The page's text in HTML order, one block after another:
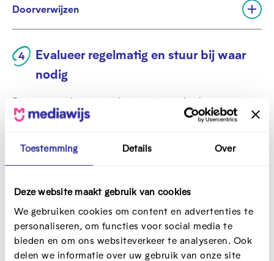
Toestemming Details Over
Deze website maakt gebruik van cookies
We gebruiken cookies om content en advertenties te
personaliseren, om functies voor social media te
bieden en om ons websiteverkeer te analyseren. Ook
delen we informatie over uw gebruik van onze site
w
v
o
w
e
Doorverwijzen
U
i
v
o
e
n
Evalueer regelmatig en stuur bij waar
nodig
Door op regelmatige tijdstippen je aanbod te
evalueren, kan je bepalen
op welke acties je blijft
doelgroep voor ogen door ze rechtstreeks te bevragen
of via mensen die ze goed kennen. Vraag daarbij ook of
kunnen verwachten van het digipunt? Hebben ze nog
vragen waar ze geen antwoord op kunnen vinden?